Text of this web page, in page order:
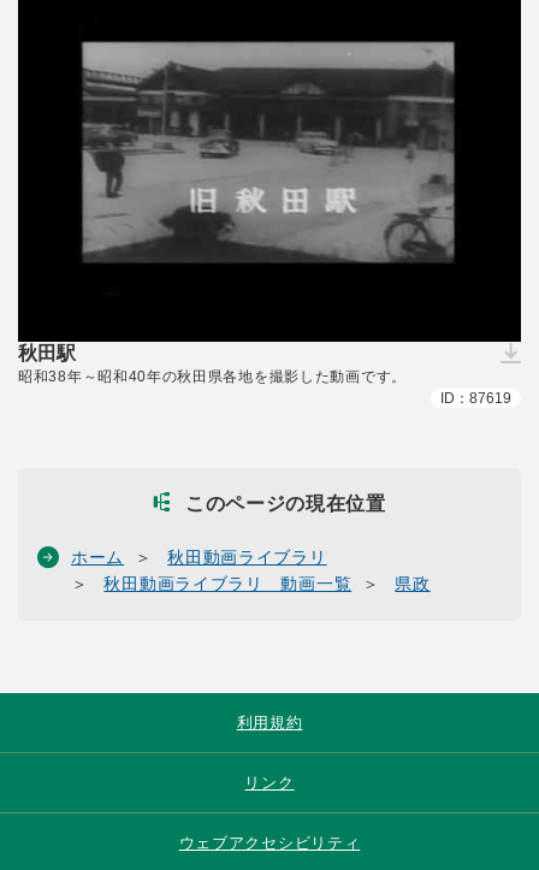
秋田駅
（ダウンロードできません）
昭和38年～昭和40年の秋田県各地を撮影した動画です。
ID：87619
このページの現在位置
ホーム
秋田動画ライブラリ
秋田動画ライブラリ 動画一覧
県政
利用規約
リンク
ウェブアクセシビリティ